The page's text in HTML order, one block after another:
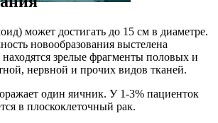
может достигать до 15 см в диаметре.
новообразования выстелена
зрелые фрагменты половых и
нервной и прочих видов тканей.
один яичник. У 1-3% пациенток
в плоскоклеточный рак.